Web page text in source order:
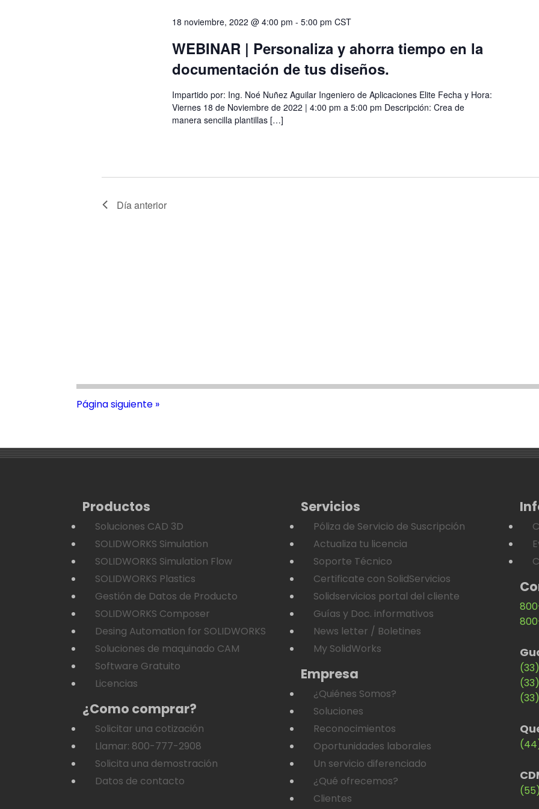
18 noviembre, 2022 @ 4:00 pm -5:00 pm CST
WEBINAR | Personaliza y ahorra tiempo en la
documentación de tus diseños.
Impartido por: Ing. Noé Nuñez Aguilar Ingeniero de Aplicaciones Elite Fecha y Hora:
Viernes 18 de Noviembre de 2022 | 4:00 pm a 5:00 pm Descripción: Crea de
manera sencilla plantillas […]
Día anterior
Página siguiente »
Productos
Soluciones CAD 3D
SOLIDWORKS Simulation
SOLIDWORKS Simulation Flow
SOLIDWORKS Plastics
Gestión de Datos de Producto
SOLIDWORKS Composer
Desing Automation for SOLIDWORKS
Soluciones de maquinado CAM
Software Gratuito
Licencias
¿Como comprar?
Solicitar una cotización
Llamar: 800-777-2908
Solicita una demostración
Datos de contacto
Servicios
Póliza de Servicio de Suscripción
Actualiza tu licencia
Soporte Técnico
Certificate con SolidServicios
Solidservicios portal del cliente
Guías y Doc. informativos
News letter / Boletines
My SolidWorks
Empresa
¿Quiénes Somos?
Soluciones
Reconocimientos
Oportunidades laborales
Un servicio diferenciado
¿Qué ofrecemos?
Clientes